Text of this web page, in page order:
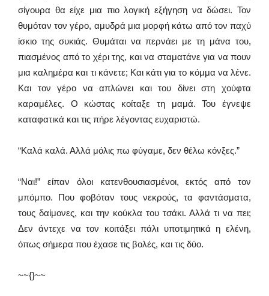
σίγουρα θα είχε μια πιο λογική εξήγηση να δώσει. Τον
θυμόταν τον γέρο, αμυδρά μια μορφή κάτω από τον παχύ
ίσκιο της συκιάς. Θυμάται να περνάει με τη μάνα του,
πιασμένος από το χέρι της, και να σταματάνε για να πουν
μια καλημέρα και τι κάνετε; Και κάτι για το κόμμα να λένε.
Και τον γέρο να απλώνει και του δίνει στη χούφτα
καραμέλες. Ο κώστας κοίταξε τη μαμά. Του έγνεψε
καταφατικά και τις πήρε λέγοντας ευχαριστώ.
“Καλά καλά. Αλλά μόλις πω φύγαμε, δεν θέλω κόνξες.”
“Ναι!” είπαν όλοι κατενθουσιασμένοι, εκτός από τον
μπόμπο. Που φοβόταν τους νεκρούς, τα φαντάσματα,
τους δαίμονες, και την κούκλα του τσάκι. Αλλά τι να πει;
Δεν άντεχε να τον κοιτάξει πάλι υποτιμητικά η ελένη,
όπως σήμερα που έχασε τις βολές, και τις δύο.
~~{}~~